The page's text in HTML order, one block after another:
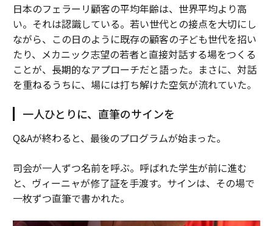
日本のフェラーリ顧客の平均年齢は、世界平均より高
い。それは認識している。若い世代との接点を大切にし
ながら、この日のように既存の顧客の子ども世代を招い
たり、メカニック志望の若者と直接対話する場をつくる
ことが、長期的なアプローチだと語った。まさに、対話
を重ねるうちに、場には打ち解けた空気が流れていた。
一人ひとりに、直筆のサインを
Q&Aが終わると、最後のプログラムが始まった。
司会が一人ずつ名前を呼ぶ。呼ばれた学生が前に進む
と、ヴィーニャが修了証を手渡す。サインは、その場で
一枚ずつ直筆で書かれた。